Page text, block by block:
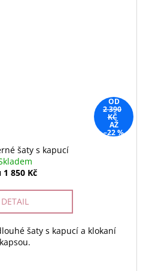
OD
2 390
KČ
AŽ
–22 %
šaty s kapucí
1 850 Kč
DETAIL
šaty s kapucí a klokaní
kapsou.